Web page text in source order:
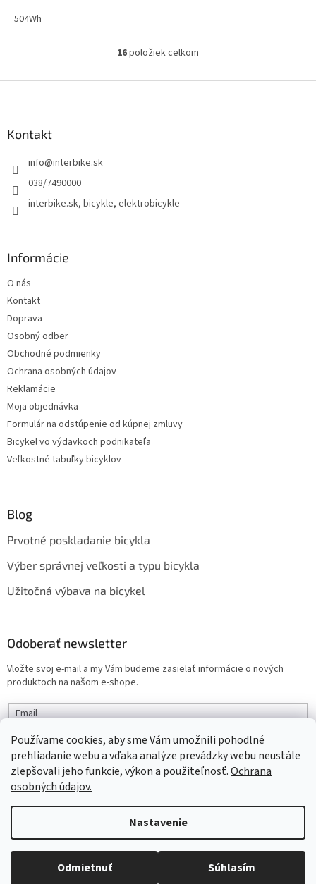
Používame cookies, aby sme Vám umožnili pohodlné
prehliadanie webu a vďaka analýze prevádzky webu neustále
zlepšovali jeho funkcie, výkon a použiteľnosť.Ochrana
osobných údajov.
Nastavenie
Odmietnuť Súhlasím
Objednaný tovar si môžete prevziať osobne v predajni SELEKTRA,
Družstevná 1143/24, Partizánske, tel.: 038/7490000. Všetok tovar je
504Wh
O
l
v
16položiek celkom
Kontakt
info@interbike.sk
038/7490000
interbike.sk, bicykle, elektrobicykle
Informácie
O nás
Kontakt
Doprava
Osobný odber
Obchodné podmienky
Ochrana osobných údajov
Reklamácie
Moja objednávka
Formulár na odstúpenie od kúpnej zmluvy
Bicykel vo výdavkoch podnikateľa
Veľkostné tabuľky bicyklov
Blog
Prvotné poskladanie bicykla
Výber správnej veľkosti a typu bicykla
Užitočná výbava na bicykel
Odoberať newsletter
Vložte svoj e-mail a my Vám budeme zasielať informácie o nových
produktoch na našom e-shope.
Email
PRIHLÁSIŤ SA
Copyright 2026interbike. Všetky práva vyhradené.Upraviť